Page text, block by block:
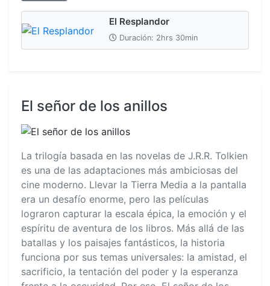
El Resplandor
Duración: 2hrs 30min
El señor de los anillos
La trilogía basada en las novelas de J.R.R. Tolkien
es una de las adaptaciones más ambiciosas del
cine moderno. Llevar la Tierra Media a la pantalla
era un desafío enorme, pero las películas
lograron capturar la escala épica, la emoción y el
espíritu de aventura de los libros. Más allá de las
batallas y los paisajes fantásticos, la historia
funciona por sus temas universales: la amistad, el
sacrificio, la tentación del poder y la esperanza